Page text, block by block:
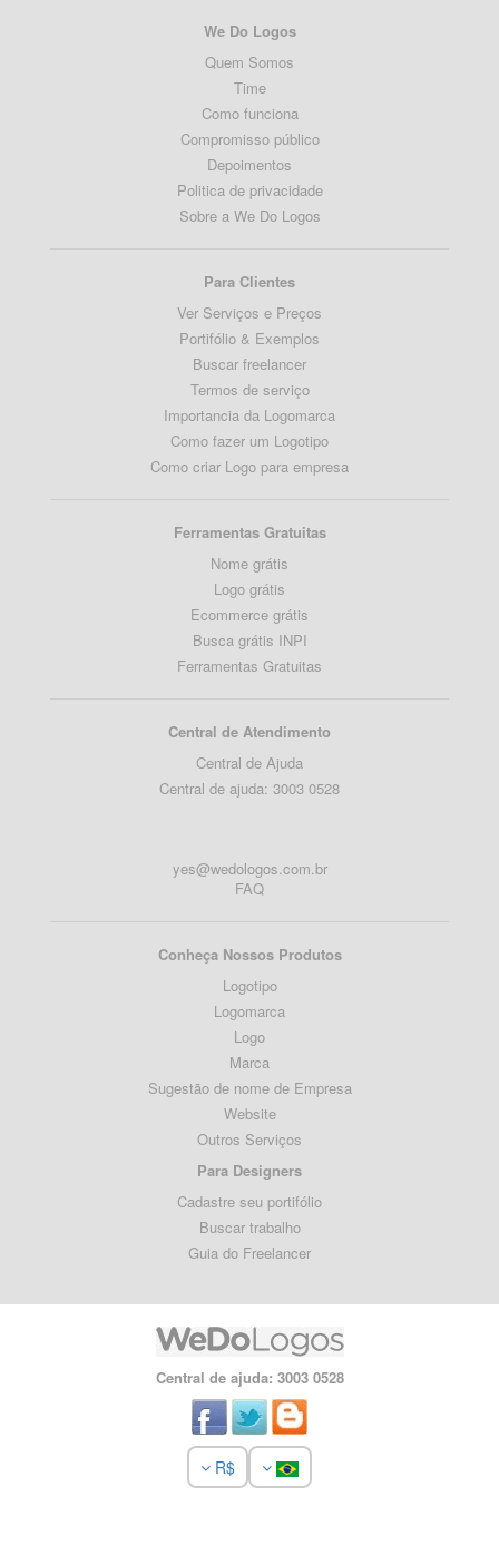
We Do Logos
Quem Somos
Time
Como funciona
Compromisso público
Depoimentos
Politica de privacidade
Sobre a We Do Logos
Para Clientes
Ver Serviços e Preços
Portifólio & Exemplos
Buscar freelancer
Termos de serviço
Importancia da Logomarca
Como fazer um Logotipo
Como criar Logo para empresa
Ferramentas Gratuitas
Nome grátis
Logo grátis
Ecommerce grátis
Busca grátis INPI
Ferramentas Gratuitas
Central de Atendimento
Central de Ajuda
Central de ajuda: 3003 0528
yes@wedologos.com.br
FAQ
Conheça Nossos Produtos
Logotipo
Logomarca
Logo
Marca
Sugestão de nome de Empresa
Website
Outros Serviços
Para Designers
Cadastre seu portifólio
Buscar trabalho
Guia do Freelancer
Central de ajuda: 3003 0528
R$